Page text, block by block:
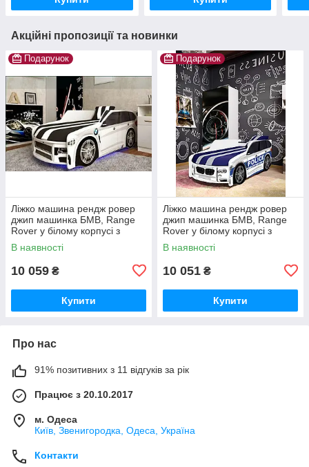
Акційні пропозиції та новинки
Подарунок
Ліжко машина рендж ровер
джип машинка БМВ, Range
Rover у білому корпусі з
матрацом дитяча машинка
підліток
В наявності
10 059 ₴
Купити
Подарунок
Ліжко машина рендж ровер
джип машинка БМВ, Range
Rover у білому корпусі з
матрацом дитяча машинка
підліток
В наявності
10 051 ₴
Купити
Про нас
91% позитивних з 11 відгуків за рік
Працює з 20.10.2017
м. Одеса
Київ, Звенигородка, Одеса, Україна
Контакти